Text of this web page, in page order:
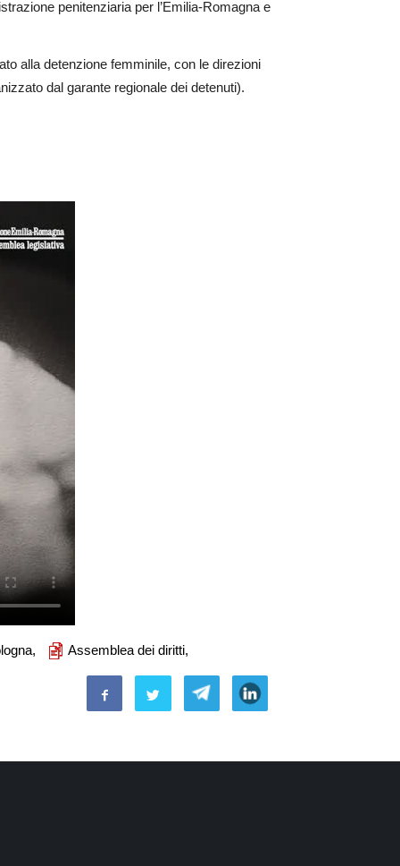
penitenziaria per l’Emilia-Romagna e
alla detenzione femminile, con le direzioni
dal garante regionale dei detenuti).
Assemblea dei diritti,